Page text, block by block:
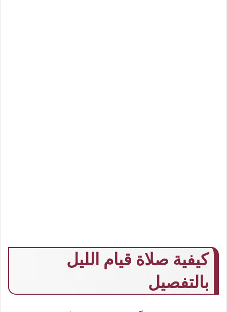
كيفية صلاة قيام الليل
بالتفصيل